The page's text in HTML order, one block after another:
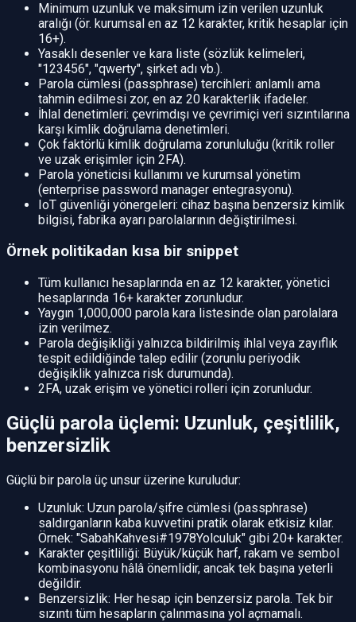
Minimum uzunluk ve maksimum izin verilen uzunluk
aralığı (ör. kurumsal en az 12 karakter, kritik hesaplar için
16+).
Yasaklı desenler ve kara liste (sözlük kelimeleri,
"123456", "qwerty", şirket adı vb.).
Parola cümlesi (passphrase) tercihleri: anlamlı ama
tahmin edilmesi zor, en az 20 karakterlik ifadeler.
İhlal denetimleri: çevrimdışı ve çevrimiçi veri sızıntılarına
karşı kimlik doğrulama denetimleri.
Çok faktörlü kimlik doğrulama zorunluluğu (kritik roller
ve uzak erişimler için 2FA).
Parola yöneticisi kullanımı ve kurumsal yönetim
(enterprise password manager entegrasyonu).
IoT güvenliği yönergeleri: cihaz başına benzersiz kimlik
bilgisi, fabrika ayarı parolalarının değiştirilmesi.
Örnek politikadan kısa bir snippet
Tüm kullanıcı hesaplarında en az 12 karakter, yönetici
hesaplarında 16+ karakter zorunludur.
Yaygın 1,000,000 parola kara listesinde olan parolalara
izin verilmez.
Parola değişikliği yalnızca bildirilmiş ihlal veya zayıflık
tespit edildiğinde talep edilir (zorunlu periyodik
değişiklik yalnızca risk durumunda).
2FA, uzak erişim ve yönetici rolleri için zorunludur.
Güçlü parola üçlemi: Uzunluk, çeşitlilik,
benzersizlik
Güçlü bir parola üç unsur üzerine kuruludur:
Uzunluk: Uzun parola/şifre cümlesi (passphrase)
saldırganların kaba kuvvetini pratik olarak etkisiz kılar.
Örnek: "SabahKahvesi#1978Yolculuk" gibi 20+ karakter.
Karakter çeşitliliği: Büyük/küçük harf, rakam ve sembol
kombinasyonu hâlâ önemlidir, ancak tek başına yeterli
değildir.
Benzersizlik: Her hesap için benzersiz parola. Tek bir
sızıntı tüm hesapların çalınmasına yol açmamalı.